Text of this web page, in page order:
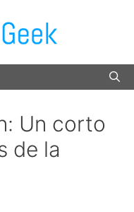
Un corto
de la